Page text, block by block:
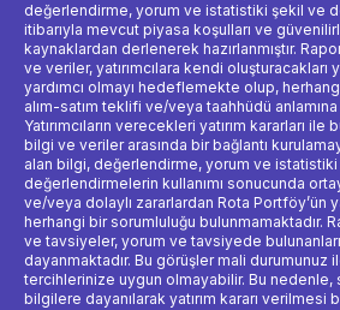
değerlendirme, yorum ve istatistiki şekil ve
itibarıyla mevcut piyasa koşulları ve
kaynaklardan derlenerek hazırlanmıştır.
ve veriler, yatırımcılara kendi oluşturacakları
yardımcı olmayı hedeflemekte olup,
alım-satım teklifi ve/veya taahhüdü
Yatırımcıların verecekleri yatırım kararları
bilgi ve veriler arasında bir bağlantı
alan bilgi, değerlendirme, yorum ve
değerlendirmelerin kullanımı sonucunda
ve/veya dolaylı zararlardan Rota Portföy’ün
herhangi bir sorumluluğu bulunmamaktadır.
ve tavsiyeler, yorum ve tavsiyede
dayanmaktadır. Bu görüşler mali durumunuz
tercihlerinize uygun olmayabilir. Bu nedenle,
bilgilere dayanılarak yatırım kararı